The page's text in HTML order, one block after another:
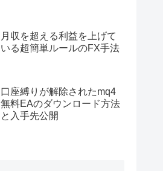
月収を超える利益を上げて
いる超簡単ルールのFX手法
口座縛りが解除されたmq4
無料EAのダウンロード方法
と入手先公開